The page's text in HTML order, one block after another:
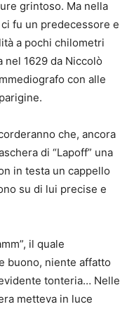
grintoso. Ma nella
fu un predecessore e
a pochi chilometri
nel 1629 da Niccolò
con alle
che, ancora
di “Lapoff” una
in testa un cappello
su di lui precise e
il quale
buono, niente affatto
tonteria… Nelle
metteva in luce